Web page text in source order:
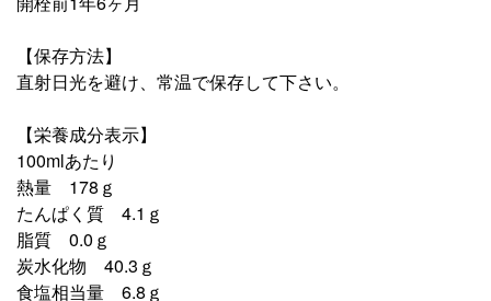
【保存方法】
直射日光を避け、常温で保存して下さい。
【栄養成分表示】
100mlあたり
熱量 178ｇ
たんぱく質 4.1ｇ
脂質 0.0ｇ
炭水化物 40.3ｇ
食塩相当量 6.8ｇ